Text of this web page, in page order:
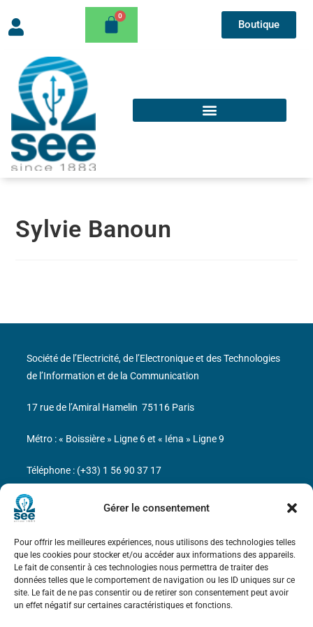
Gérer le consentement
Pour offrir les meilleures expériences, nous utilisons des technologies telles
que les cookies pour stocker et/ou accéder aux informations des appareils.
Le fait de consentir à ces technologies nous permettra de traiter des
données telles que le comportement de navigation ou les ID uniques sur ce
site. Le fait de ne pas consentir ou de retirer son consentement peut avoir
un effet négatif sur certaines caractéristiques et fonctions.
Boutique
Sylvie Banoun
Bicentenaire des découvertes d’André-
Marie Ampère
Mentions légales
Société de l’Electricité, de l’Electronique et des Technologies
de l’Information et de la Communication
17 rue de l’Amiral Hamelin 75116 Paris
Métro : « Boissière » Ligne 6 et « Iéna » Ligne 9
Téléphone : (+33) 1 56 90 37 17
N° de SIREN : 785 393 232, Code APE : 9412Z TVA intra-
communautaire : FR44 785 393 232